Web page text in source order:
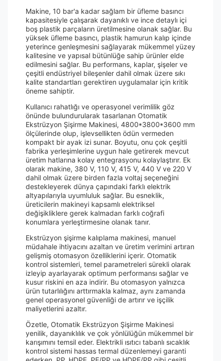
Makine, 10 bar'a kadar sağlam bir üfleme basıncı
kapasitesiyle çalışarak dayanıklı ve ince detaylı içi
boş plastik parçaların üretilmesine olanak sağlar. Bu
yüksek üfleme basıncı, plastik hamurun kalıp içinde
yeterince genleşmesini sağlayarak mükemmel yüzey
kalitesine ve yapısal bütünlüğe sahip ürünler elde
edilmesini sağlar. Bu performans, kaplar, şişeler ve
çeşitli endüstriyel bileşenler dahil olmak üzere sıkı
kalite standartları gerektiren uygulamalar için kritik
öneme sahiptir.
Kullanıcı rahatlığı ve operasyonel verimlilik göz
önünde bulundurularak tasarlanan Otomatik
Ekstrüzyon Şişirme Makinesi, 4800*3800*3600 mm
ölçülerinde olup, işlevsellikten ödün vermeden
kompakt bir ayak izi sunar. Boyutu, onu çok çeşitli
fabrika yerleşimlerine uygun hale getirerek mevcut
üretim hatlarına kolay entegrasyonu kolaylaştırır. Ek
olarak makine, 380 V, 110 V, 415 V, 440 V ve 220 V
dahil olmak üzere birden fazla voltaj seçeneğini
destekleyerek dünya çapındaki farklı elektrik
altyapılarıyla uyumluluk sağlar. Bu esneklik,
üreticilerin makineyi kapsamlı elektriksel
değişikliklere gerek kalmadan farklı coğrafi
konumlara yerleştirmesine olanak tanır.
Ekstrüzyon şişirme kalıplama makinesi, manuel
müdahale ihtiyacını azaltan ve üretim verimini artıran
gelişmiş otomasyon özelliklerini içerir. Otomatik
kontrol sistemleri, temel parametreleri sürekli olarak
izleyip ayarlayarak optimum performansı sağlar ve
kusur riskini en aza indirir. Bu otomasyon yalnızca
ürün tutarlılığını arttırmakla kalmaz, aynı zamanda
genel operasyonel güvenliği de artırır ve işçilik
maliyetlerini azaltır.
Özetle, Otomatik Ekstrüzyon Şişirme Makinesi
yenilik, dayanıklılık ve çok yönlülüğün mükemmel bir
karışımını temsil eder. Elektrikli ısıtıcı tabanlı sıcaklık
kontrol sistemi hassas termal düzenlemeyi garanti